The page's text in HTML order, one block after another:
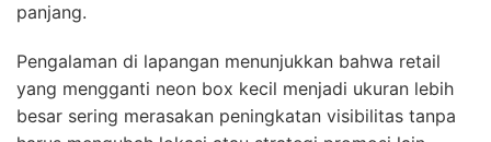
panjang.
Pengalaman di lapangan menunjukkan bahwa retail
yang mengganti neon box kecil menjadi ukuran lebih
besar sering merasakan peningkatan visibilitas tanpa